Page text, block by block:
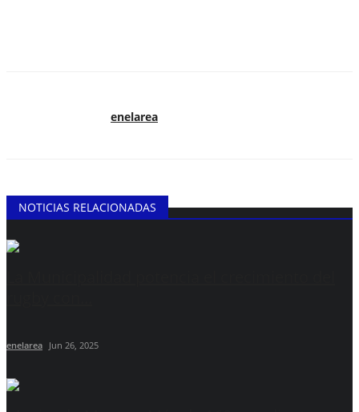
enelarea
NOTICIAS RELACIONADAS
enelarea Jun 26, 2025